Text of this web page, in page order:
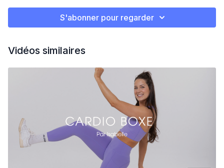
grandement diminuer la surcharge mentale, le stress, l’anxiété,
https://open.spotify.com/track/0duALa6UlxVWqEqpmhv73p?
2 circuits de 9 min
Air jump rope
S'abonner pour regarder
Vidéos similaires